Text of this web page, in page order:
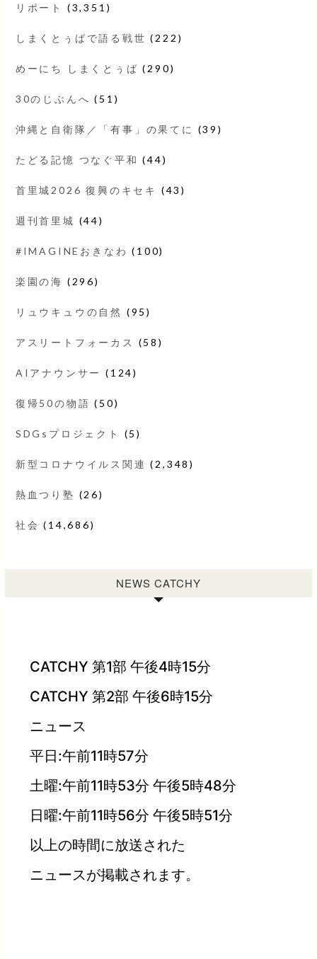
リポート (3,351)
しまくとぅばで語る戦世 (222)
めーにち しまくとぅば (290)
30のじぶんへ (51)
沖縄と自衛隊／「有事」の果てに (39)
たどる記憶 つなぐ平和 (44)
首里城2026 復興のキセキ (43)
週刊首里城 (44)
#IMAGINEおきなわ (100)
楽園の海 (296)
リュウキュウの自然 (95)
アスリートフォーカス (58)
AIアナウンサー (124)
復帰50の物語 (50)
SDGsプロジェクト (5)
新型コロナウイルス関連 (2,348)
熱血つり塾 (26)
社会 (14,686)
NEWS CATCHY
CATCHY 第1部 午後4時15分
CATCHY 第2部 午後6時15分
ニュース
平日:午前11時57分
土曜:午前11時53分 午後5時48分
日曜:午前11時56分 午後5時51分
以上の時間に放送された
ニュースが掲載されます。